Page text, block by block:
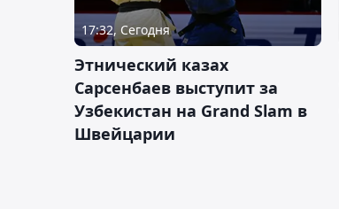
17:32, Сегодня
Этнический казах
Сарсенбаев выступит за
Узбекистан на Grand Slam в
Швейцарии